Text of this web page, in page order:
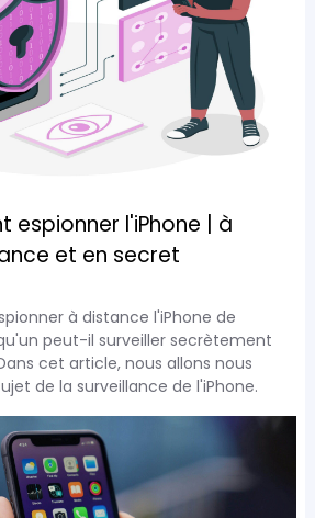
espionner l'iPhone | à
et en secret
à distance l'iPhone de
peut-il surveiller secrètement
cet article, nous allons nous
de la surveillance de l'iPhone.